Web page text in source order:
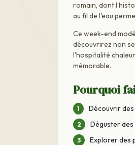
romain, dont
au fil de l'eau
Ce week-end
découvrirez non
l'hospitalité
mémorable.
Pourquoi
Découvrir
Déguster
Explorer des